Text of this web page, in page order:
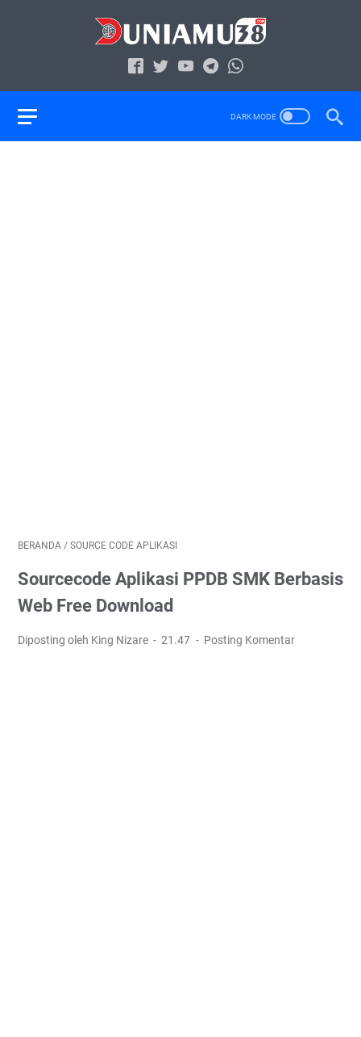
BERANDA / SOURCE CODE APLIKASI
Sourcecode Aplikasi PPDB SMK Berbasis
Web Free Download
Diposting oleh King Nizare 21.47 Posting Komentar